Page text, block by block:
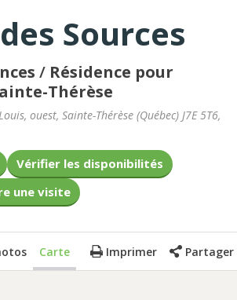
Sources
/ Résidence pour
Thérèse
ouest, Sainte-Thérèse (Québec) J7E 5T6,
Vérifier les disponibilités
une visite
Carte Imprimer Partager